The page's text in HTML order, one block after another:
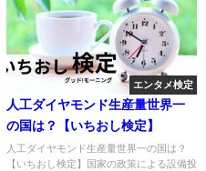
エンタメ検定
人工ダイヤモンド生産量世界一
の国は？【いちおし検定】
人工ダイヤモンド生産量世界一の国は？
【いちおし検定】国家の政策による設備投